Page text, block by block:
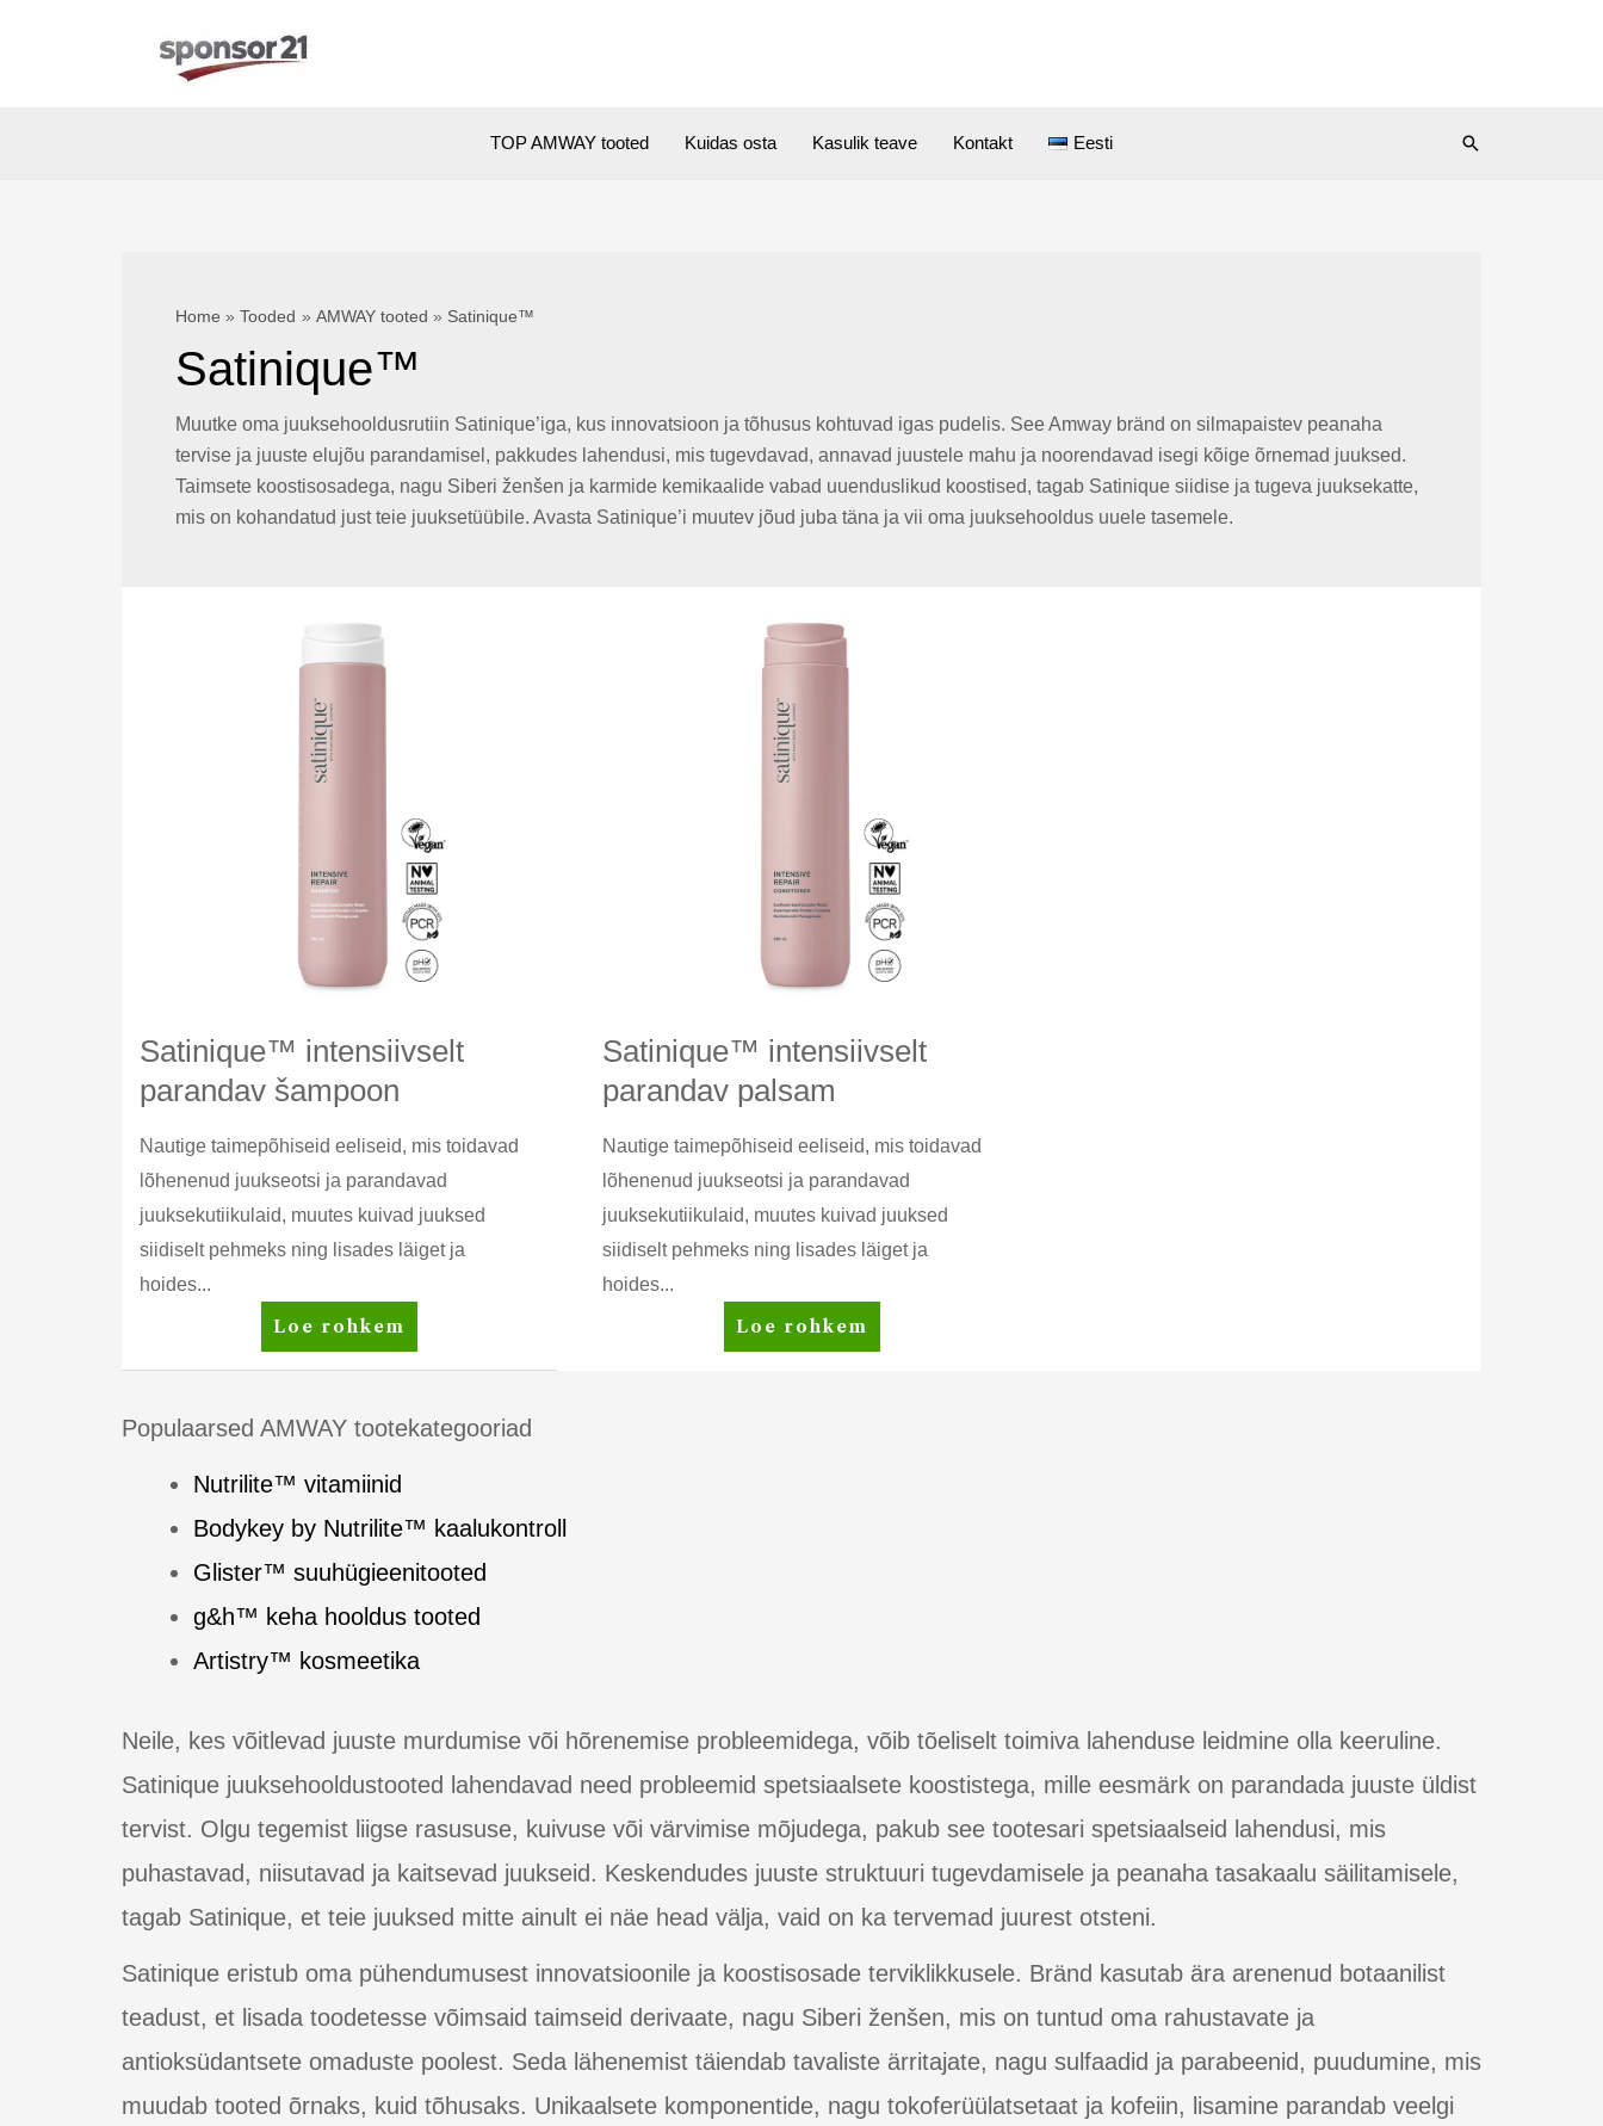
TOP AMWAY tooted Kuidas osta Kasulik teave Kontakt Eesti Search
Home Tooded AMWAY tooted Satinique™
Satinique™
Muutke oma juuksehooldusrutiin Satinique’iga, kus innovatsioon ja tõhusus kohtuvad igas pudelis. See Amway bränd on silmapaistev peanaha
tervise ja juuste elujõu parandamisel, pakkudes lahendusi, mis tugevdavad, annavad juustele mahu ja noorendavad isegi kõige õrnemad juuksed.
Taimsete koostisosadega, nagu Siberi ženšen ja karmide kemikaalide vabad uuenduslikud koostised, tagab Satinique siidise ja tugeva juuksekatte,
mis on kohandatud just teie juuksetüübile. Avasta Satinique’i muutev jõud juba täna ja vii oma juuksehooldus uuele tasemele.
Satinique™ intensiivselt
parandav šampoon
Nautige taimepõhiseid eeliseid, mis toidavad
lõhenenud juukseotsi ja parandavad
juuksekutiikulaid, muutes kuivad juuksed
siidiselt pehmeks ning lisades läiget ja
hoides...
Satinique™
intensiivselt
šampoon
Loe rohkem
Satinique™ intensiivselt
parandav palsam
Nautige taimepõhiseid eeliseid, mis toidavad
lõhenenud juukseotsi ja parandavad
juuksekutiikulaid, muutes kuivad juuksed
siidiselt pehmeks ning lisades läiget ja
hoides...
Satinique™
intensiivselt
Loe rohkem
Populaarsed AMWAY tootekategooriad
Nutrilite™ vitamiinid
Bodykey by Nutrilite™ kaalukontroll
Glister™ suuhügieenitooted
g&h™ keha hooldus tooted
Artistry™ kosmeetika
Neile, kes võitlevad juuste murdumise või hõrenemise probleemidega, võib tõeliselt toimiva lahenduse leidmine olla keeruline.
Satinique juuksehooldustooted lahendavad need probleemid spetsiaalsete koostistega, mille eesmärk on parandada juuste üldist
tervist. Olgu tegemist liigse rasususe, kuivuse või värvimise mõjudega, pakub see tootesari spetsiaalseid lahendusi, mis
puhastavad, niisutavad ja kaitsevad juukseid. Keskendudes juuste struktuuri tugevdamisele ja peanaha tasakaalu säilitamisele,
tagab Satinique, et teie juuksed mitte ainult ei näe head välja, vaid on ka tervemad juurest otsteni.
Satinique eristub oma pühendumusest innovatsioonile ja koostisosade terviklikkusele. Bränd kasutab ära arenenud botaanilist
teadust, et lisada toodetesse võimsaid taimseid derivaate, nagu Siberi ženšen, mis on tuntud oma rahustavate ja
antioksüdantsete omaduste poolest. Seda lähenemist täiendab tavaliste ärritajate, nagu sulfaadid ja parabeenid, puudumine, mis
muudab tooted õrnaks, kuid tõhusaks. Unikaalsete komponentide, nagu tokoferüülatsetaat ja kofeiin, lisamine parandab veelgi